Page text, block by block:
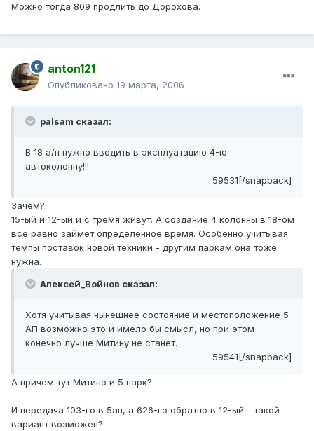
Можно тогда 809 продлить до Дорохова.
anton121
Опубликовано 19 марта, 2006
palsam сказал:
В 18 а/п нужно вводить в эксплуатацию 4-ю
автоколонну!!!
59531[/snapback]
Зачем?
15-ый и 12-ый и с тремя живут. А создание 4 колонны в 18-ом
всё равно займет определенное время. Особенно учитывая
темпы поставок новой техники - другим паркам она тоже
нужна.
Алексей_Войнов сказал:
Хотя учитывая нынешнее состояние и местоположение 5
АП возможно это и имело бы смысл, но при этом
конечно лучше Митину не станет.
59541[/snapback]
А причем тут Митино и 5 парк?
И передача 103-го в 5ап, а 626-го обратно в 12-ый - такой
вариант возможен?